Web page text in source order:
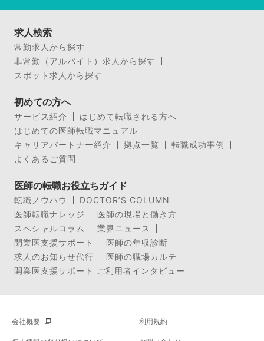
求人検索
常勤求人から探す
非常勤（アルバイト）求人から探す
スポット求人から探す
初めての方へ
サービス紹介
はじめて転職される方へ
はじめての医師転職マニュアル
キャリアパートナー紹介
拠点一覧
転職成功事例
よくあるご質問
医師の転職お役立ちガイド
転職ノウハウ
DOCTOR’S COLUMN
医師転職ナレッジ
医師の現場と働き方
スペシャルコラム
業界ニュース
開業医支援サポート
医師の年収診断
求人のお知らせ代行
医師の職場カルテ
開業医支援サポート ご利用者インタビュー
会社概要 利用規約